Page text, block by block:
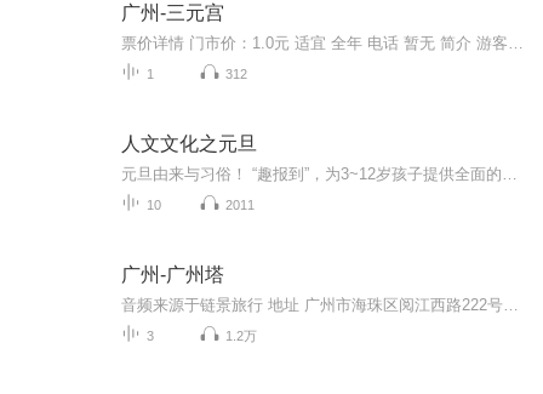
广州-三元宫
1 312
人文文化之元旦
10 2011
广州-广州塔
3 1.2万